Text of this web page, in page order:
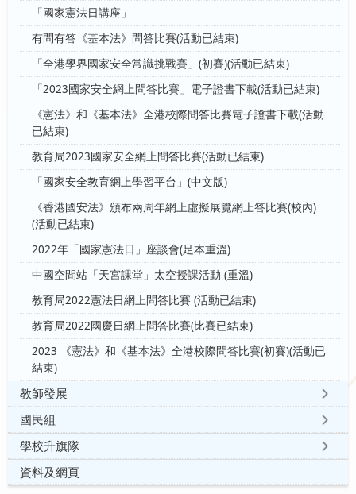
「國家憲法日講座」
有問有答《基本法》問答比賽(活動已結束)
「全港學界國家安全常識挑戰賽」(初賽)(活動已結束)
「2023國家安全網上問答比賽」電子證書下載(活動已結束)
《憲法》和《基本法》全港校際問答比賽電子證書下載(活動
已結束)
教育局2023國家安全網上問答比賽(活動已結束)
「國家安全教育網上學習平台」(中文版)
《香港國安法》頒布兩周年網上虛擬展覽網上答比賽(校內)
(活動已結束)
2022年「國家憲法日」座談會(足本重溫)
中國空間站「天宮課堂」太空授課活動 (重溫)
教育局2022憲法日網上問答比賽 (活動已結束)
教育局2022國慶日網上問答比賽(比賽已結束)
2023 《憲法》和《基本法》全港校際問答比賽(初賽)(活動已
結束)
教師發展
國民組
學校升旗隊
資料及網頁